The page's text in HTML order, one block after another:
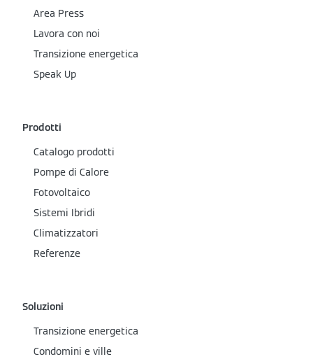
Area Press
Lavora con noi
Transizione energetica
Speak Up
Prodotti
Catalogo prodotti
Pompe di Calore
Fotovoltaico
Sistemi Ibridi
Climatizzatori
Referenze
Soluzioni
Transizione energetica
Condomini e ville